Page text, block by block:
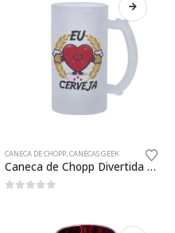
CANECA DE CHOPP,CANECAS GEEK
Caneca de Chopp Divertida Eu Amo Cerveja Presente Criativo